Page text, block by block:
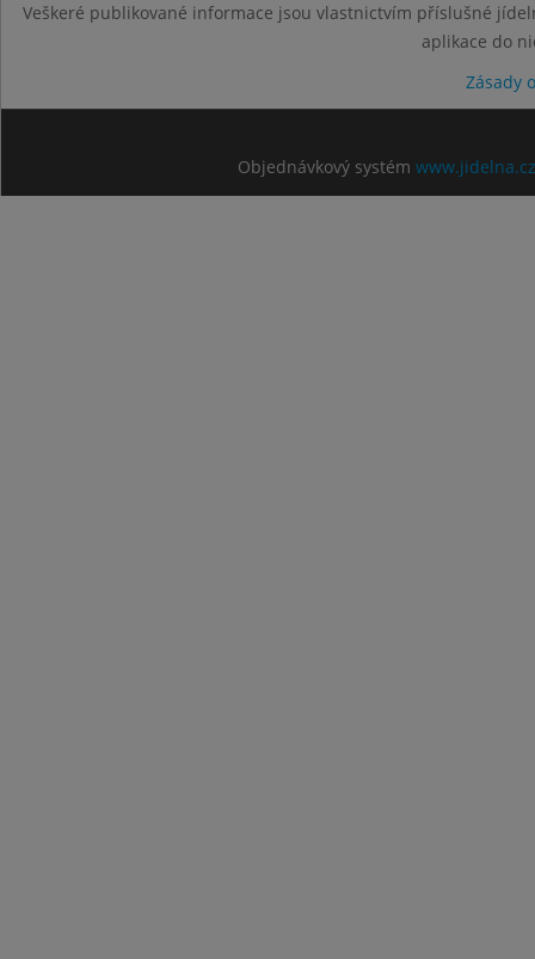
Veškeré publikované informace jsou vlastnictvím příslušné
aplikace do
Zásady
Objednávkový systém www.jidelna.cz